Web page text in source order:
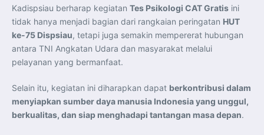
Kadispsiau berharap kegiatan Tes Psikologi CAT Gratis ini
tidak hanya menjadi bagian dari rangkaian peringatan HUT
ke-75 Dispsiau, tetapi juga semakin mempererat hubungan
antara TNI Angkatan Udara dan masyarakat melalui
pelayanan yang bermanfaat.
Selain itu, kegiatan ini diharapkan dapat berkontribusi dalam
menyiapkan sumber daya manusia Indonesia yang unggul,
berkualitas, dan siap menghadapi tantangan masa depan.